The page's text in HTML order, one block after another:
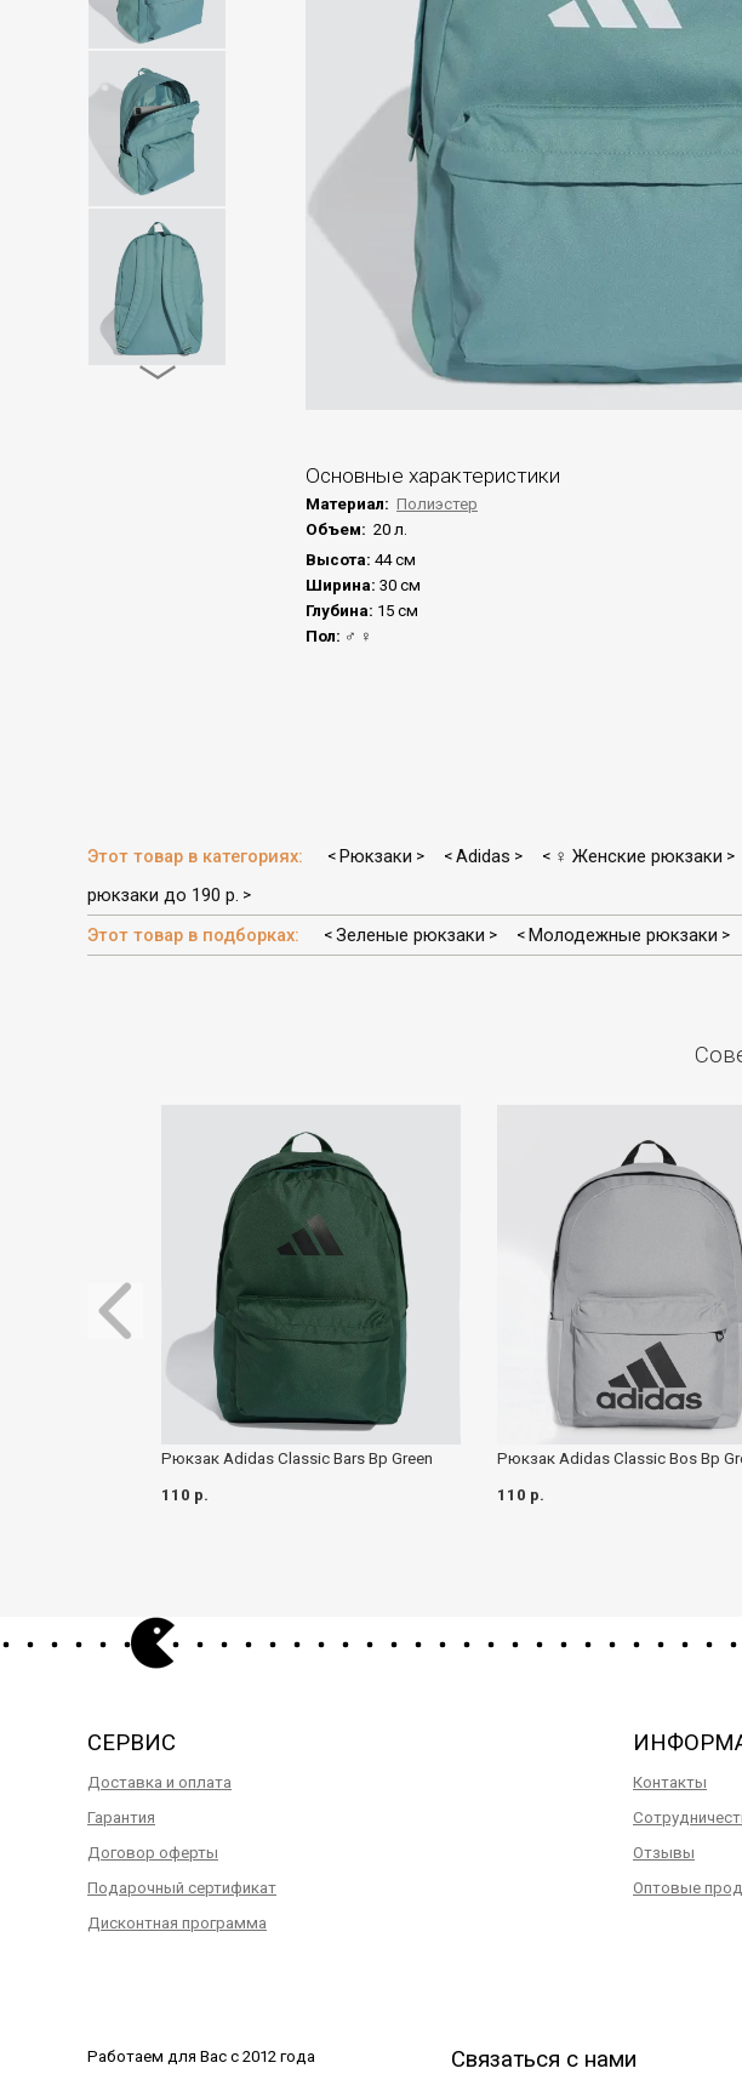
Основные характеристики
Материал: Полиэстер
Объем: 20 л.
Высота: 44 см
Ширина: 30 см
Глубина: 15 см
Пол: ♂ ♀
Этот товар в категориях: < Рюкзаки > < Adidas > < ♀ Женские рюкзаки >
рюкзаки до 190 р. >
Этот товар в подборках: < Зеленые рюкзаки > < Молодежные рюкзаки >
Рюкзак Adidas Classic Bars Bp Green
110 р.
Рюкзак Adidas Classic Bos Bp
110 р.
СЕРВИС
Доставка и оплата
Гарантия
Договор оферты
Подарочный сертификат
Дисконтная программа
Контакты
Отзывы
Оптовые
Работаем для Вас с 2012 года
Связаться с нами